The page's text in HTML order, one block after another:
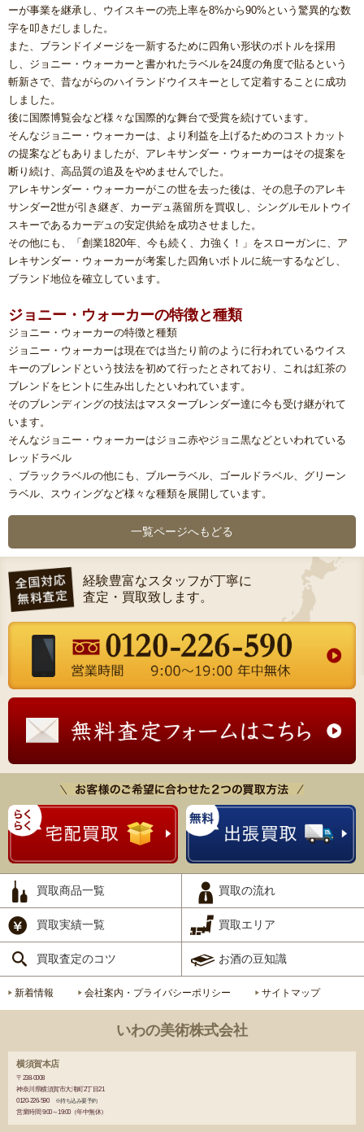
ーが事業を継承し、ウイスキーの売上率を8%から90%という驚異的な数
字を叩きだしました。
また、ブランドイメージを一新するために四角い形状のボトルを採用
し、ジョニー・ウォーカーと書かれたラベルを24度の角度で貼るという
斬新さで、昔ながらのハイランドウイスキーとして定着することに成功
しました。
後に国際博覧会など様々な国際的な舞台で受賞を続けています。
そんなジョニー・ウォーカーは、より利益を上げるためのコストカット
の提案などもありましたが、アレキサンダー・ウォーカーはその提案を
断り続け、高品質の追及をやめませんでした。
アレキサンダー・ウォーカーがこの世を去った後は、その息子のアレキ
サンダー2世が引き継ぎ、カーデュ蒸留所を買収し、シングルモルトウイ
スキーであるカーデュの安定供給を成功させました。
その他にも、「創業1820年、今も続く、力強く！」をスローガンに、ア
レキサンダー・ウォーカーが考案した四角いボトルに統一するなどし、
ブランド地位を確立しています。
ジョニー・ウォーカーの特徴と種類
ジョニー・ウォーカーの特徴と種類
ジョニー・ウォーカーは現在では当たり前のように行われているウイス
キーのブレンドという技法を初めて行ったとされており、これは紅茶の
ブレンドをヒントに生み出したといわれています。
そのブレンディングの技法はマスターブレンダー達に今も受け継がれて
います。
そんなジョニー・ウォーカーはジョニ赤やジョニ黒などといわれている
レッドラベル
、ブラックラベルの他にも、ブルーラベル、ゴールドラベル、グリーン
ラベル、スウィングなど様々な種類を展開しています。
一覧ページへもどる
経験豊富なスタッフが丁寧に
査定・買取致します。
買取商品一覧 買取の流れ
買取実績一覧 買取エリア
買取査定のコツ お酒の豆知識
新着情報 会社案内・プライバシーポリシー サイトマップ
いわの美術株式会社
横須賀本店
〒238-0008
神奈川県横須賀市大滝町2丁目21
0120-226-590
※持ち込み要予約
営業時間 9:00～19:00（年中無休）